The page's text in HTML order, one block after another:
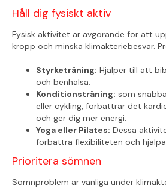
Håll dig fysiskt aktiv
Fysisk aktivitet är avgörande för att
kropp och minska klimakteriebesvär.
Styrketräning: Hjälper till att
och benhälsa.
Konditionsträning: som
eller cykling, förbättrar det
och ger dig mer energi.
Yoga eller Pilates: Dessa
förbättra flexibiliteten och
Prioritera sömnen
Sömnproblem är vanliga under